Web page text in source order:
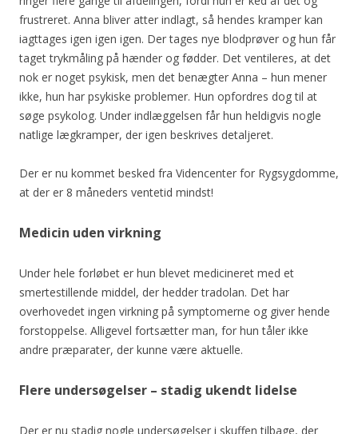
frustreret. Anna bliver atter indlagt, så hendes kramper kan
iagttages igen igen igen. Der tages nye blodprøver og hun får
taget trykmåling på hænder og fødder. Det ventileres, at det
nok er noget psykisk, men det benægter Anna – hun mener
ikke, hun har psykiske problemer. Hun opfordres dog til at
søge psykolog. Under indlæggelsen får hun heldigvis nogle
natlige lægkramper, der igen beskrives detaljeret.
Der er nu kommet besked fra Videncenter for Rygsygdomme,
at der er 8 måneders ventetid mindst!
Medicin uden virkning
Under hele forløbet er hun blevet medicineret med et
smertestillende middel, der hedder tradolan. Det har
overhovedet ingen virkning på symptomerne og giver hende
forstoppelse. Alligevel fortsætter man, for hun tåler ikke
andre præparater, der kunne være aktuelle.
Flere undersøgelser – stadig ukendt lidelse
Der er nu stadig nogle undersøgelser i skuffen tilbage, der